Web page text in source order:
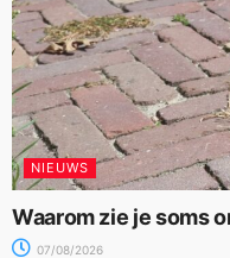
NIEUWS
Waarom zie je soms
07/08/2026